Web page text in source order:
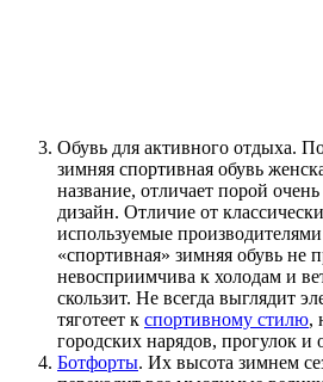
Обувь для активного отдыха.
зимняя спортивная обувь
название, отличает порой
дизайн. Отличие от
используемые
«спортивная» зимняя обувь не
невосприимчива к холодам и
скользит. Не всегда выглядит
тяготеет к спортивному стилю,
городских нарядов, прогулок и
Ботфорты. Их высота зимнем